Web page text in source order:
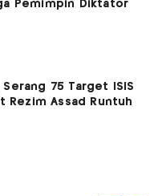
Pemimpin Diktator
Serang 75 Target ISIS
Rezim Assad Runtuh